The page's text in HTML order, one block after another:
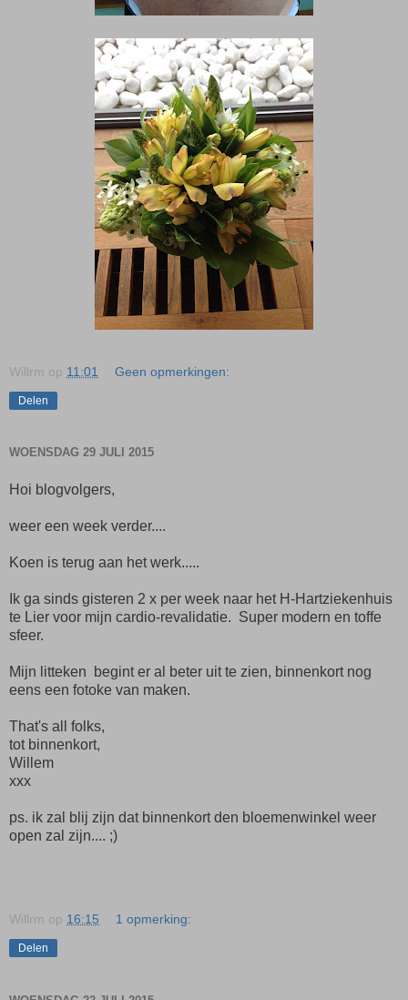
Willrm op 11:01 Geen opmerkingen:
Delen
WOENSDAG 29 JULI 2015
Hoi blogvolgers,
weer een week verder....
Koen is terug aan het werk.....
Ik ga sinds gisteren 2 x per week naar het H-Hartziekenhuis
te Lier voor mijn cardio-revalidatie. Super modern en toffe
sfeer.
Mijn litteken begint er al beter uit te zien, binnenkort nog
eens een fotoke van maken.
That's all folks,
tot binnenkort,
Willem
xxx
ps. ik zal blij zijn dat binnenkort den bloemenwinkel weer
open zal zijn.... ;)
Willrm op 16:15 1 opmerking:
Delen